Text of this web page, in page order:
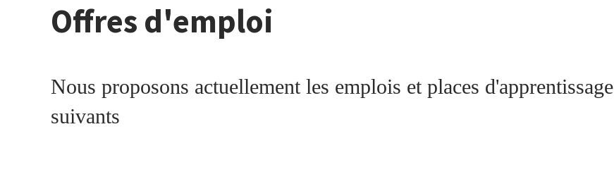
Offres d'emploi
Nous proposons actuellement les emplois et places d'apprentissage
suivants